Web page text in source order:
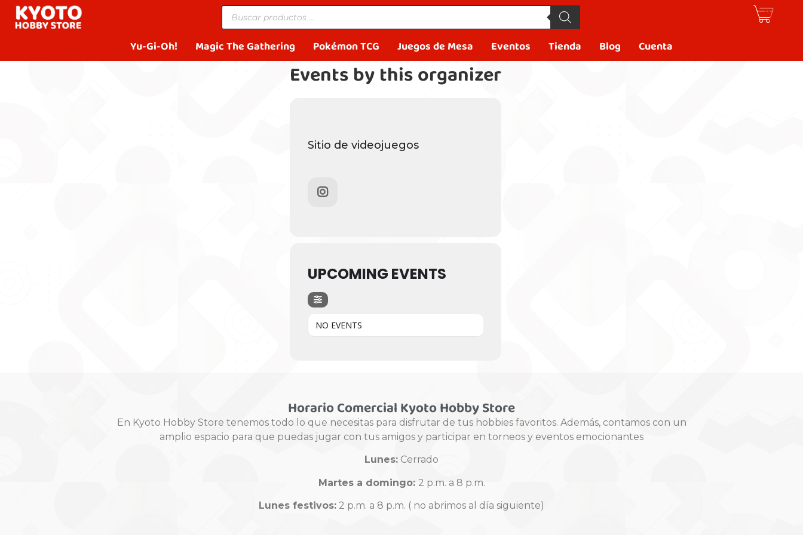
Yu-Gi-Oh! Magic The Gathering Pokémon TCG Juegos de Mesa Eventos Tienda Blog Cuenta
Events by this organizer
Sitio de videojuegos
UPCOMING EVENTS
NO EVENTS
Horario Comercial Kyoto Hobby Store
En Kyoto Hobby Store tenemos todo lo que necesitas para disfrutar de tus hobbies favoritos. Además, contamos con un
amplio espacio para que puedas jugar con tus amigos y participar en torneos y eventos emocionantes
Lunes: Cerrado
Martes a domingo: 2 p.m. a 8 p.m.
Lunes festivos: 2 p.m. a 8 p.m. ( no abrimos al día siguiente)